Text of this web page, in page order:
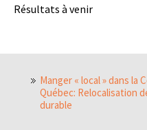
Résultats à venir
Manger « local » dans la
Québec: Relocalisation
durable